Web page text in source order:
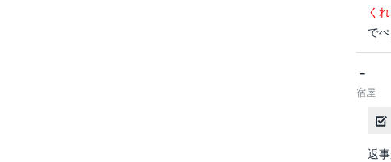
く
で
－
宿屋
返